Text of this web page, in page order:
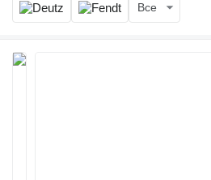
Все